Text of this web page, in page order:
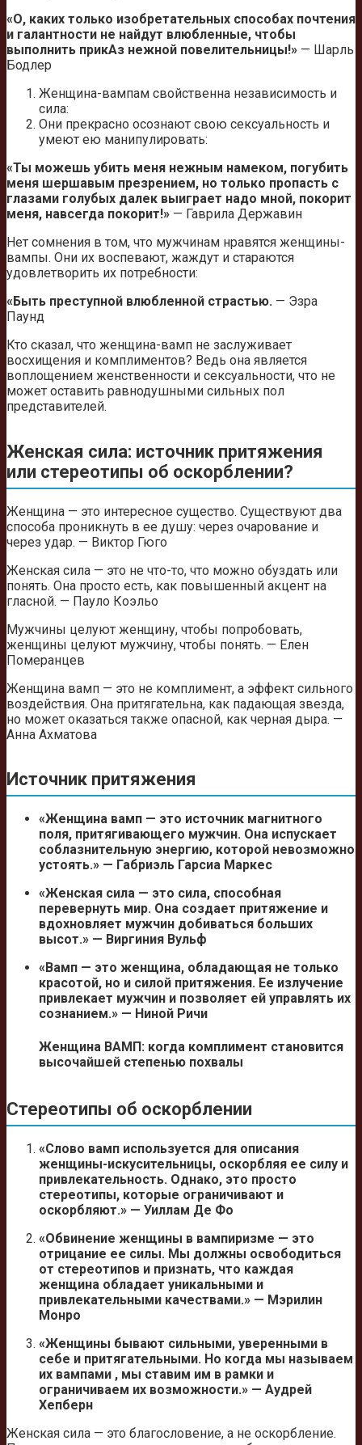
«О, каких только изобретательных способах почтения
и галантности не найдут влюбленные, чтобы
выполнить прикАз нежной повелительницы!» — Шарль
Бодлер
Женщина-вампам свойственна независимость и
силa:
Они прекрасно осознают свою сексуальность и
умеют ею манипулировать:
«Ты можешь убить меня нежным намеком, погубить
меня шершавым презрением, но только пропасть с
глазами голубых далек выиграет надо мной, покорит
меня, навсегда покорит!» — Гаврила Державин
Нет сомнения в том, что мужчинам нравятся женщины-
вампы. Они их воспевают, жаждут и стараются
удовлетворить их потребности:
«Быть преступной влюбленной страстью. — Эзра
Паунд
Кто сказал, что женщина-вамп не заслуживает
восхищения и комплиментов? Ведь она является
воплощением женственности и сексуальности, что не
может оставить равнодушными сильных пол
представителей.
Женская сила: источник притяжения
или стереотипы об оскорблении?
Женщина — это интересное существо. Существуют два
способа проникнуть в ее душу: через очарование и
через удар. — Виктор Гюго
Женская сила — это не что-то, что можно обуздать или
понять. Она просто есть, как повышенный акцент на
гласной. — Пауло Коэльо
Мужчины целуют женщину, чтобы попробовать,
женщины целуют мужчину, чтобы понять. — Елен
Померанцев
Женщина вамп — это не комплимент, а эффект сильного
воздействия. Она притягательна, как падающая звезда,
но может оказаться также опасной, как черная дыра. —
Анна Ахматова
Источник притяжения
«Женщина вамп — это источник магнитного
поля, притягивающего мужчин. Она испускает
соблазнительную энергию, которой невозможно
устоять.» — Габриэль Гарсиа Маркес
«Женская сила — это сила, способная
перевернуть мир. Она создает притяжение и
вдохновляет мужчин добиваться больших
высот.» — Виргиния Вульф
«Вамп — это женщина, обладающая не только
красотой, но и силой притяжения. Ее излучение
привлекает мужчин и позволяет ей управлять их
сознанием.» — Ниной Ричи
Женщина ВАМП: когда комплимент становится
высочайшей степенью похвалы
Стереотипы об оскорблении
«Слово вамп используется для описания
женщины-искусительницы, оскорбляя ее силу и
привлекательность. Однако, это просто
стереотипы, которые ограничивают и
оскорбляют.» — Уиллам Де Фо
«Обвинение женщины в вампиризме — это
отрицание ее силы. Мы должны освободиться
от стереотипов и признать, что каждая
женщина обладает уникальными и
привлекательными качествами.» — Мэрилин
Монро
«Женщины бывают сильными, уверенными в
себе и притягательными. Но когда мы называем
их вампами , мы ставим им в рамки и
ограничиваем их возможности.» — Аудрей
Хепберн
Женская сила — это благословение, а не оскорбление.